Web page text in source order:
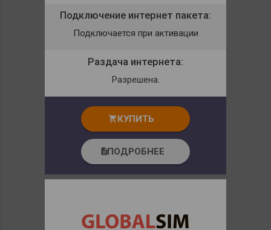
Подключение интернет пакета:
Подключается при активации
Раздача интернета:
Разрешена.
shopping_cart КУПИТЬ
descriptionПОДРОБНЕЕ